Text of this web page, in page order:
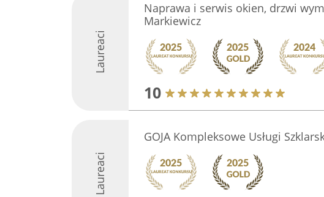
Laureaci
Naprawa i serwis okien, drzwi
Markiewicz
10
Laureaci
GOJA Kompleksowe Usługi